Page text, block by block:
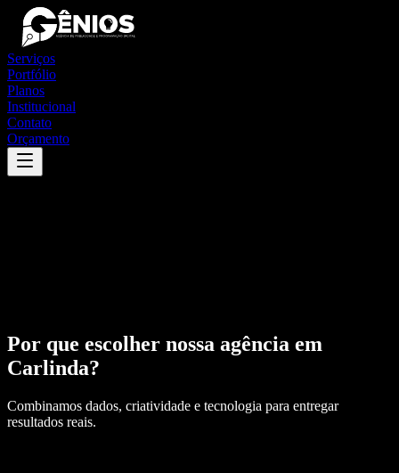
Serviços
Portfólio
Planos
Institucional
Contato
Orçamento
Por que escolher nossa agência em
Carlinda?
Combinamos dados, criatividade e tecnologia para entregar
resultados reais.